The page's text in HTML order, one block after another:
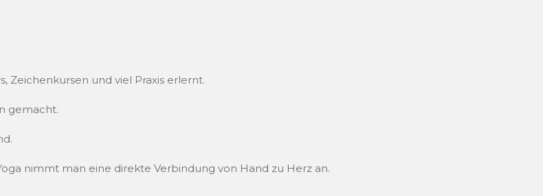
Zeichenkursen und viel Praxis erlernt.
gemacht.
nimmt man eine direkte Verbindung von Hand zu Herz an.